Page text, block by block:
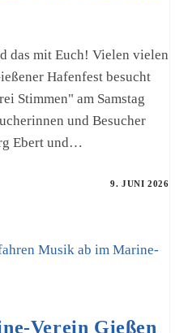
das mit Euch! Vielen vielen
Hafenfest besucht
Stimmen" am Samstag
und Besucher
Ebert und…
9. JUNI 2026
Verein Gießen